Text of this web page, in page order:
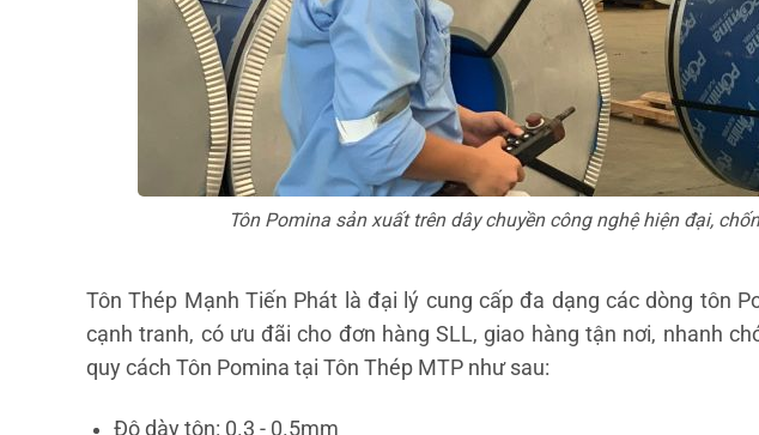
Tôn Pomina sản xuất trên dây chuyền công nghệ hiện đại,
Tôn Thép Mạnh Tiến Phát là đại lý cung cấp đa dạng các dòng tôn
cạnh tranh, có ưu đãi cho đơn hàng SLL, giao hàng tận nơi, nhanh
quy cách Tôn Pomina tại Tôn Thép MTP như sau:
Độ dày tôn: 0.3 - 0.5mm